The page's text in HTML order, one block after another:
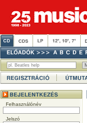
Felhasználónév
Jelszó